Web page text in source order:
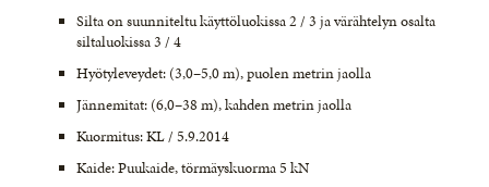
Silta on suunniteltu käyttöluokissa 2 / 3 ja värähtelyn osalta
siltaluokissa 3 / 4
Hyötyleveydet: (3,0–5,0 m), puolen metrin jaolla
Jännemitat: (6,0–38 m), kahden metrin jaolla
Kuormitus: KL / 5.9.2014
Kaide: Puukaide, törmäyskuorma 5 kN